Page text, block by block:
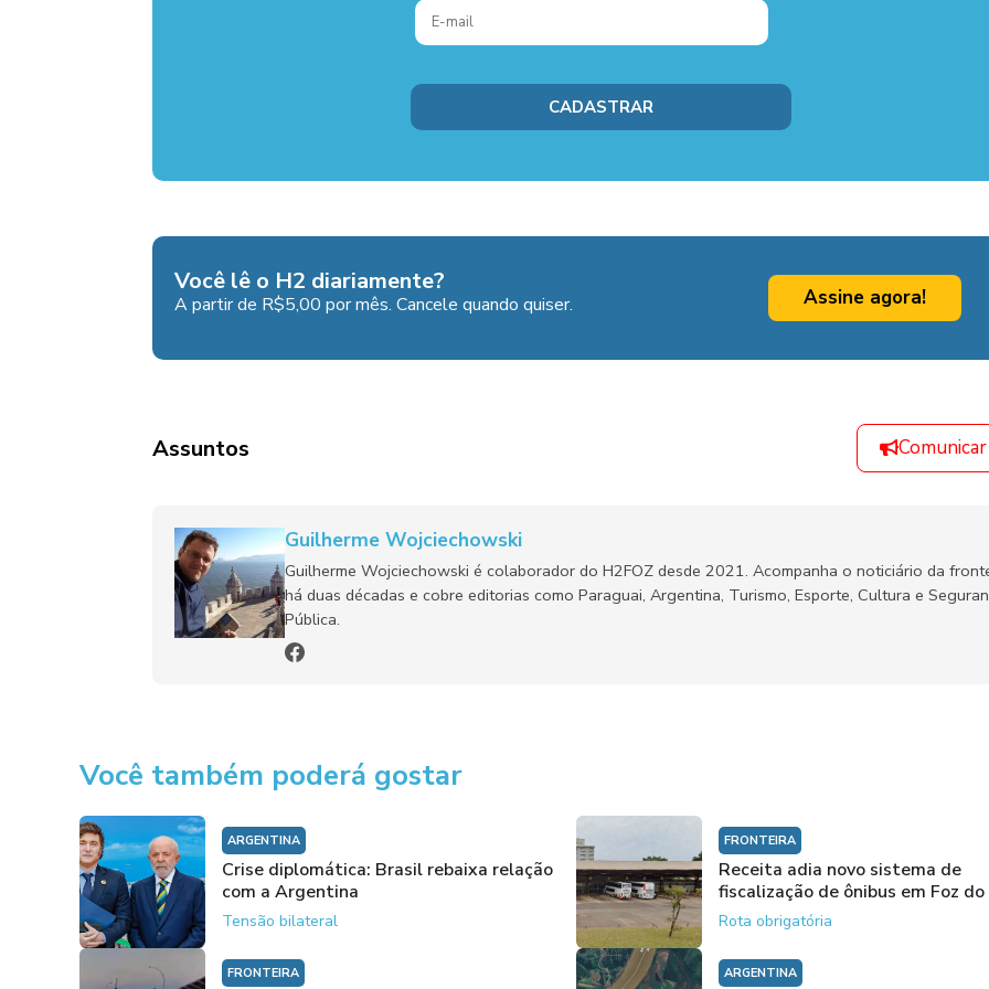
Você lê o H2 diariamente?
A partir de R$5,00 por mês. Cancele quando quiser. Assine agora!
Assuntos
Guilherme Wojciechowski
Guilherme Wojciechowski é colaborador do H2FOZ desde 2021. Acompanha o noticiário da
há duas décadas e cobre editorias como Paraguai, Argentina, Turismo, Esporte, Cultura e
Pública.
Você também poderá gostar
ARGENTINA
Crise diplomática: Brasil rebaixa relação
com a Argentina
Tensão bilateral
FRONTEIRA
Receita adia novo sistema de
fiscalização de ônibus em Foz
Rota obrigatória
FRONTEIRA ARGENTINA